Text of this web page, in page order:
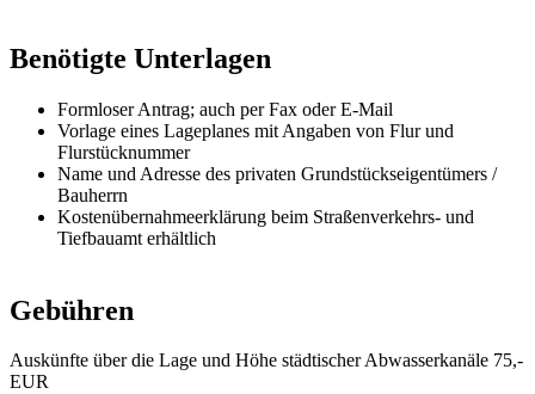
Benötigte Unterlagen
Formloser Antrag; auch per Fax oder E-Mail
Vorlage eines Lageplanes mit Angaben von Flur und
Flurstücknummer
Name und Adresse des privaten Grundstückseigentümers /
Bauherrn
Kostenübernahmeerklärung beim Straßenverkehrs- und
Tiefbauamt erhältlich
Gebühren
Auskünfte über die Lage und Höhe städtischer Abwasserkanäle 75,-
EUR